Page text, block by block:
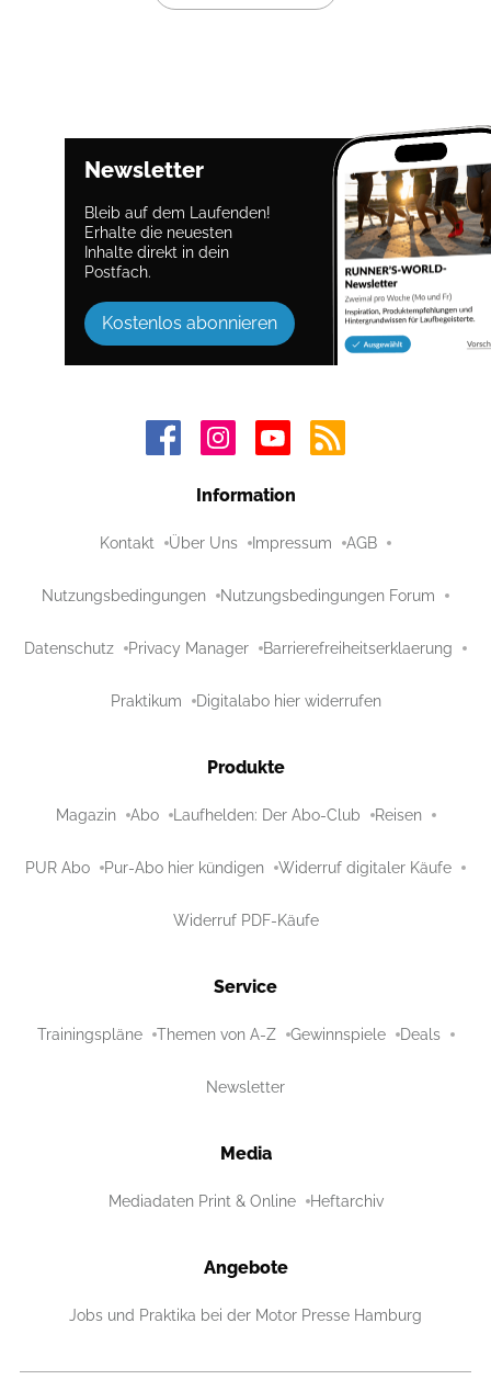
Newsletter
Bleib auf dem Laufenden!
Erhalte die neuesten
Inhalte direkt in dein
Postfach.
Kostenlos abonnieren
Information
Kontakt Über Uns Impressum AGB
Nutzungsbedingungen Nutzungsbedingungen Forum
Datenschutz Privacy Manager Barrierefreiheitserklaerung
Praktikum Digitalabo hier widerrufen
Produkte
Magazin Abo Laufhelden: Der Abo-Club Reisen
PUR Abo Pur-Abo hier kündigen Widerruf digitaler Käufe
Widerruf PDF-Käufe
Service
Trainingspläne Themen von A-Z Gewinnspiele Deals
Newsletter
Media
Mediadaten Print & Online Heftarchiv
Angebote
Jobs und Praktika bei der Motor Presse Hamburg